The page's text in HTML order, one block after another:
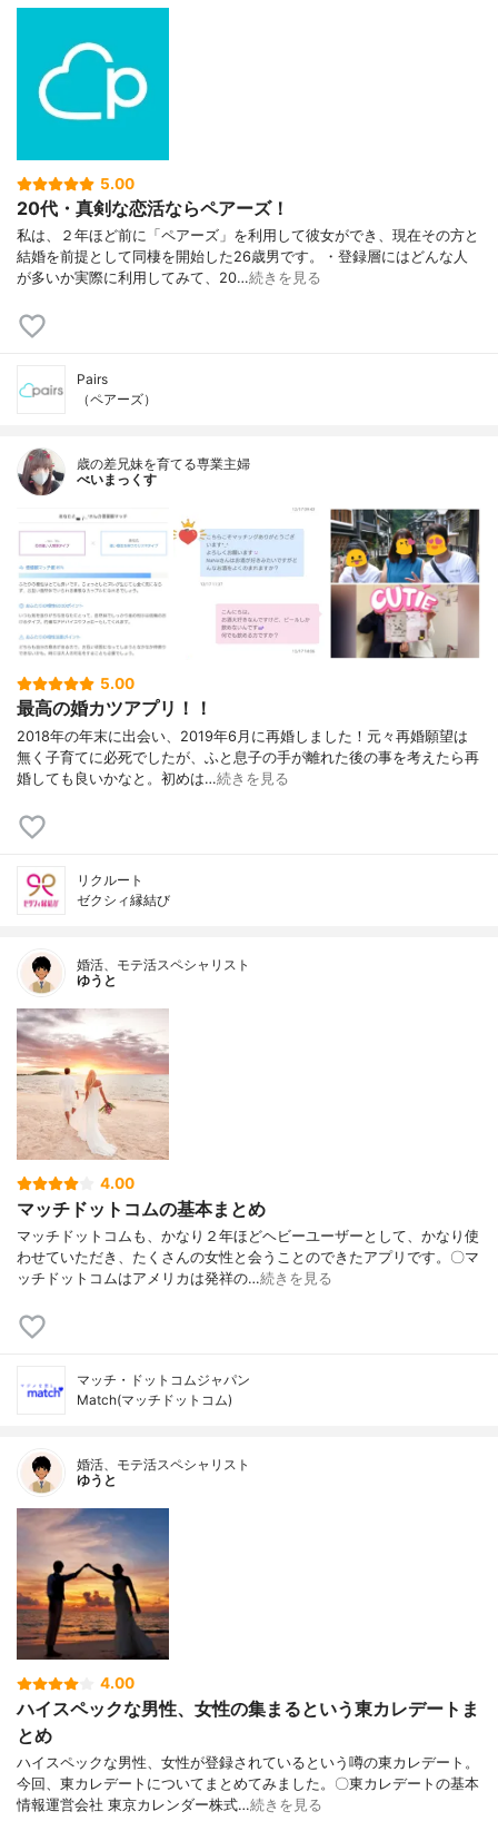
5.00
20代・真剣な恋活ならペアーズ！
私は、２年ほど前に「ペアーズ」を利用して彼女ができ、現在その方と
結婚を前提として同棲を開始した26歳男です。・登録層にはどんな人
が多いか実際に利用してみて、20…続きを見る
Pairs
（ペアーズ）
歳の差兄妹を育てる専業主婦
べいまっくす
5.00
最高の婚カツアプリ！！
2018年の年末に出会い、2019年6月に再婚しました！元々再婚願望は
無く子育てに必死でしたが、ふと息子の手が離れた後の事を考えたら再
婚しても良いかなと。初めは…続きを見る
リクルート
ゼクシィ縁結び
婚活、モテ活スペシャリスト
ゆうと
4.00
マッチドットコムの基本まとめ
マッチドットコムも、かなり２年ほどヘビーユーザーとして、かなり使
わせていただき、たくさんの女性と会うことのできたアプリです。〇マ
ッチドットコムはアメリカは発祥の…続きを見る
マッチ・ドットコムジャパン
Match(マッチドットコム)
婚活、モテ活スペシャリスト
ゆうと
4.00
ハイスペックな男性、女性の集まるという東カレデートま
とめ
ハイスペックな男性、女性が登録されているという噂の東カレデート。
今回、東カレデートについてまとめてみました。〇東カレデートの基本
情報運営会社 東京カレンダー株式…続きを見る